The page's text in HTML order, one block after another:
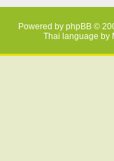
Powered by phpBB ©
Thai language by